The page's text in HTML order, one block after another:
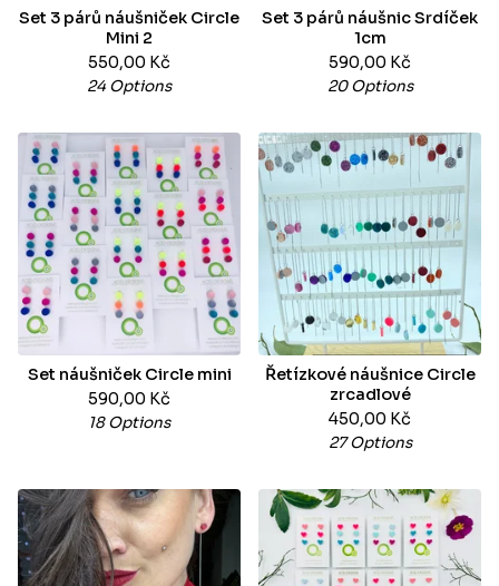
Set 3 párů náušniček Circle
Mini 2
550,00 Kč
24 Options
Set 3 párů náušnic Srdíček
1cm
590,00 Kč
20 Options
Set náušniček Circle mini
590,00 Kč
18 Options
Řetízkové náušnice Circle
zrcadlové
450,00 Kč
27 Options